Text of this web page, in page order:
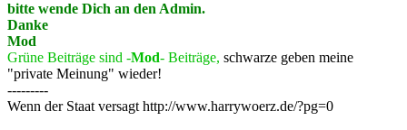
bitte wende Dich an den Admin.
Danke
Mod
Grüne Beiträge sind -Mod- Beiträge, schwarze geben meine
"private Meinung" wieder!
---------
Wenn der Staat versagt http://www.harrywoerz.de/?pg=0